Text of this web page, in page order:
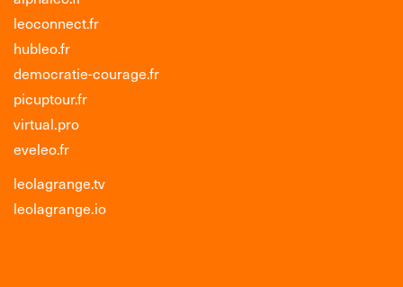
leoconnect.fr
hubleo.fr
democratie-courage.fr
picuptour.fr
virtual.pro
eveleo.fr
leolagrange.tv
leolagrange.io